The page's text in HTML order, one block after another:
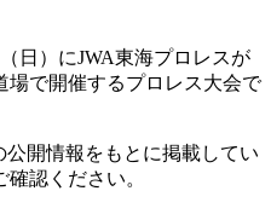
日）にJWA東海プロレスが
場で開催するプロレス大会で
公開情報をもとに掲載してい
認ください。